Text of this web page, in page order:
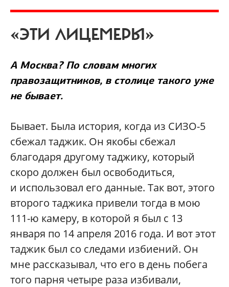
«ЭТИ ЛИЦЕМЕРЫ»
А Москва? По словам многих
правозащитников, в столице такого уже
не бывает.
Бывает. Была история, когда из СИЗО-5
сбежал таджик. Он якобы сбежал
благодаря другому таджику, который
скоро должен был освободиться,
и использовал его данные. Так вот, этого
второго таджика привели тогда в мою
111-ю камеру, в которой я был с 13
января по 14 апреля 2016 года. И вот этот
таджик был со следами избиений. Он
мне рассказывал, что его в день побега
того парня четыре раза избивали,